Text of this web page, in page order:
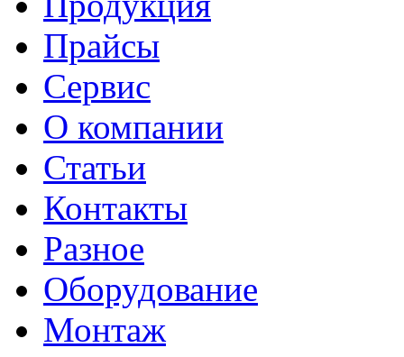
Прайсы
Сервис
О компании
Статьи
Контакты
Разное
Оборудование
Монтаж